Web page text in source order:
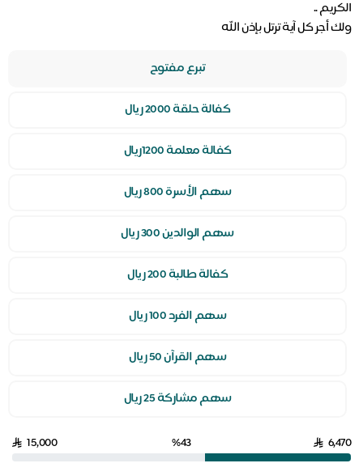
ولك أجر كل آية ترتل بإذن الله
تبرع مفتوح
كفالة حلقة 2000 ريال
كفالة معلمة 1200ريال
سهم الأسرة 800 ريال
سهم الوالدين 300 ريال
كفالة طالبة 200 ريال
سهم الفرد 100 ريال
سهم القرآن 50 ريال
سهم مشاركة 25 ريال
6,470
%43
15,000